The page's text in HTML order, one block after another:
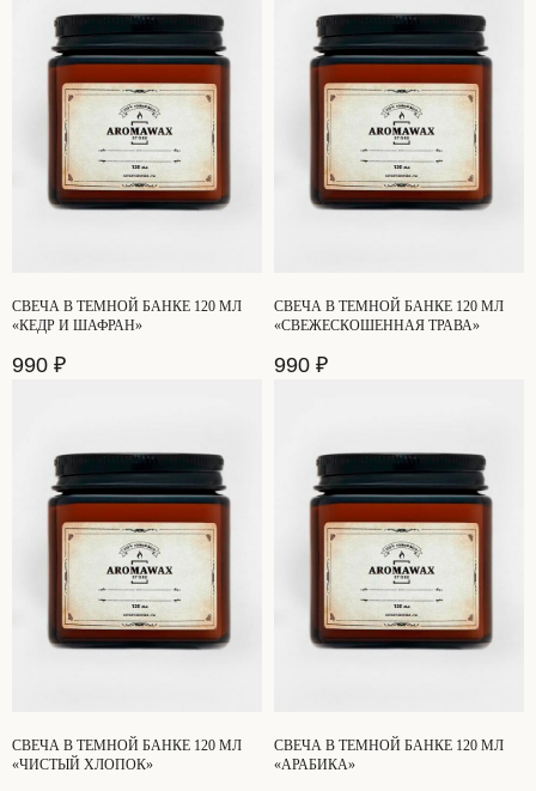
СВЕЧА В ТЕМНОЙ БАНКЕ 120 МЛ
«КЕДР И ШАФРАН»
990 ₽
СВЕЧА В ТЕМНОЙ БАНКЕ 120 МЛ
«СВЕЖЕСКОШЕННАЯ ТРАВА»
990 ₽
СВЕЧА В ТЕМНОЙ БАНКЕ 120 МЛ
«ЧИСТЫЙ ХЛОПОК»
СВЕЧА В ТЕМНОЙ БАНКЕ 120 МЛ
«АРАБИКА»